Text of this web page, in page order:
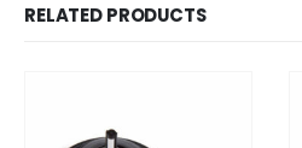
RELATED PRODUCTS